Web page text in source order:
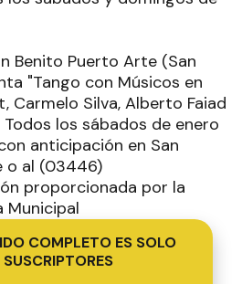
Benito Puerto Arte (San
"Tango con Músicos en
Carmelo Silva, Alberto Faiad
los sábados de enero
anticipación en San
o al (03446)
proporcionada por la
Municipal
COMPLETO ES SOLO
SUSCRIPTORES